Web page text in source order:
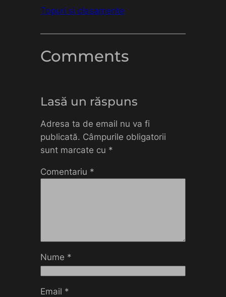
În legătură cu
Topuri si clasamente
Comments
Lasă un răspuns
Adresa ta de email nu va fi
publicată. Câmpurile obligatorii
sunt marcate cu *
Comentariu *
Nume *
Email *